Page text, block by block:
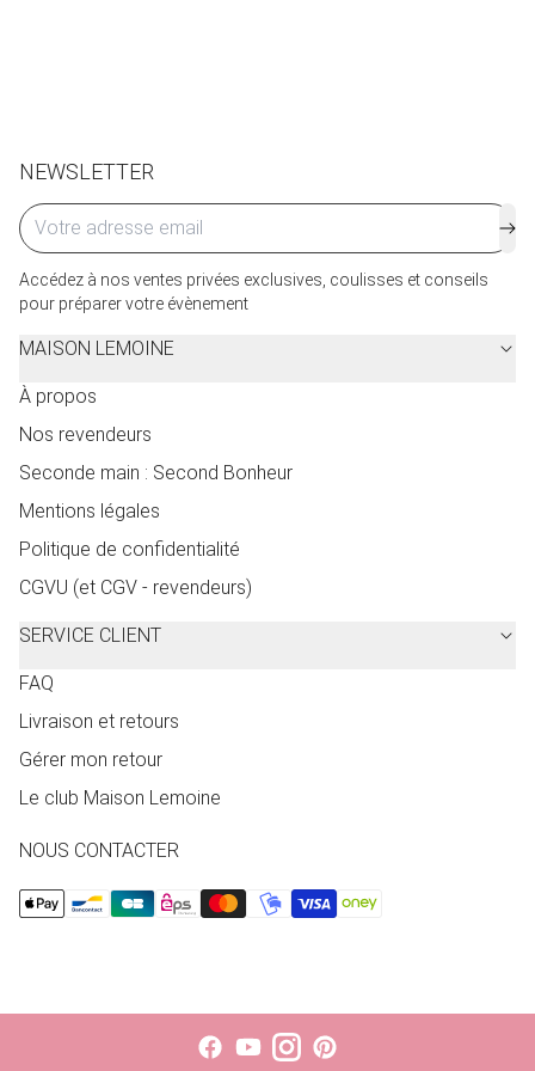
NEWSLETTER
Accédez à nos ventes privées exclusives, coulisses et conseils
pour préparer votre évènement
MAISON LEMOINE
À propos
Nos revendeurs
Seconde main : Second Bonheur
Mentions légales
Politique de confidentialité
CGVU (et CGV - revendeurs)
SERVICE CLIENT
FAQ
Livraison et retours
Gérer mon retour
Le club Maison Lemoine
NOUS CONTACTER